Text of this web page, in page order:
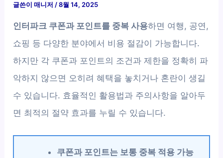
글쓴이매니저 /8월 14, 2025
인터파크 쿠폰과 포인트를 중복 사용하면 여행, 공연,
쇼핑 등 다양한 분야에서 비용 절감이 가능합니다.
하지만 각 쿠폰과 포인트의 조건과 제한을 정확히 파
악하지 않으면 오히려 혜택을 놓치거나 혼란이 생길
수 있습니다. 효율적인 활용법과 주의사항을 알아두
면 최적의 절약 효과를 누릴 수 있습니다.
쿠폰과 포인트는 보통 중복 적용 가능